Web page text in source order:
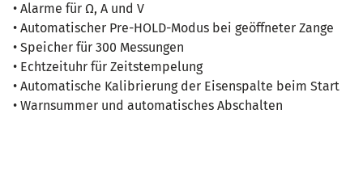
• Alarme für Ω, A und V
• Automatischer Pre-HOLD-Modus bei geöffneter Zange
• Speicher für 300 Messungen
• Echtzeituhr für Zeitstempelung
• Automatische Kalibrierung der Eisenspalte beim Start
• Warnsummer und automatisches Abschalten